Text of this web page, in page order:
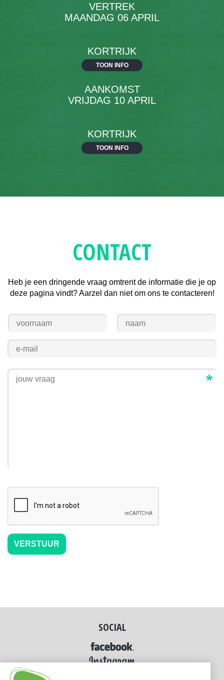
VERTREK
MAANDAG 06 APRIL
KORTRIJK
TOON INFO
AANKOMST
VRIJDAG 10 APRIL
KORTRIJK
TOON INFO
CONTACT
Heb je een dringende vraag omtrent de informatie die je op
deze pagina vindt? Aarzel dan niet om ons te contacteren!
SOCIAL